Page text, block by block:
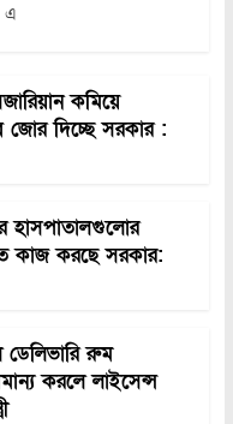
এ
কমিয়ে
জোর দিচ্ছে সরকার :
হাসপাতালগুলোর
কাজ করছে সরকার:
ডেলিভারি রুম
করলে লাইসেন্স